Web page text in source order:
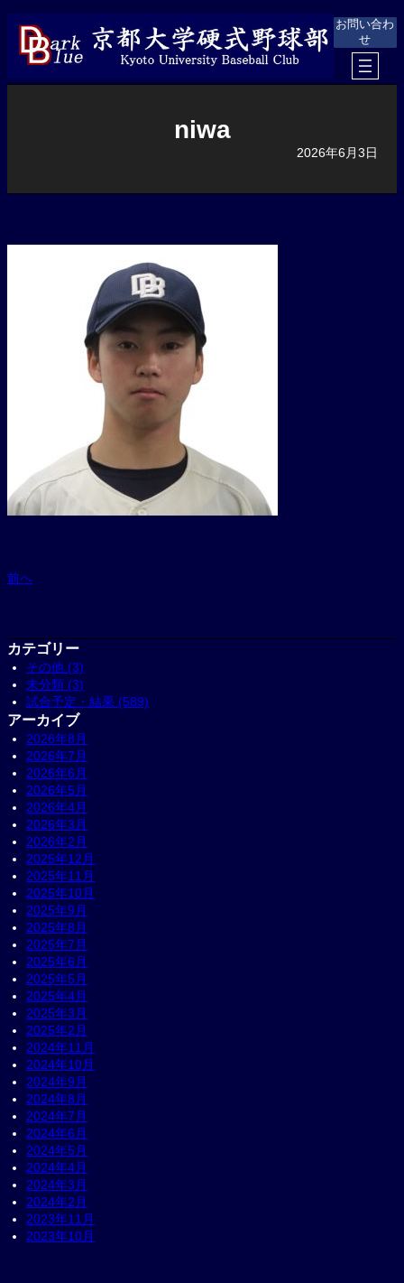
キ
お問い合わ
せ
niwa
2026年6月3日
前へ
カテゴリー
その他 (3)
未分類 (3)
試合予定・結果 (589)
アーカイブ
2026年8月
2026年7月
2026年6月
2026年5月
2026年4月
2026年3月
2026年2月
2025年12月
2025年11月
2025年10月
2025年9月
2025年8月
2025年7月
2025年6月
2025年5月
2025年4月
2025年3月
2025年2月
2024年11月
2024年10月
2024年9月
2024年8月
2024年7月
2024年6月
2024年5月
2024年4月
2024年3月
2024年2月
2023年11月
2023年10月